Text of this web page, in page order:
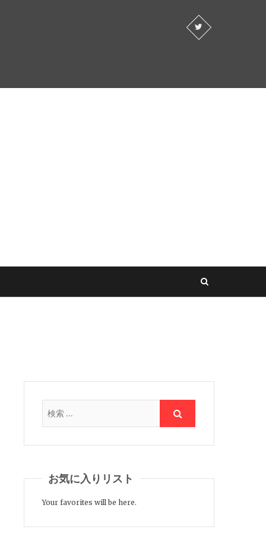
お気に入りリスト
Your favorites will be here.